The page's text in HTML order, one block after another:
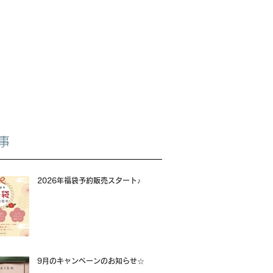
2026年福袋予約販売スタート♪
9月のキャンペーンのお知らせ☆